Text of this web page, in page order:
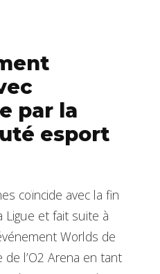
par la
esport
coïncide avec la fin
Ligue et fait suite à
Worlds de
de l’O2 Arena en tant